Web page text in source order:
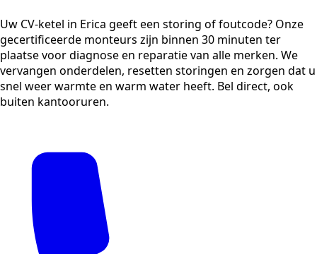
Uw CV-ketel in Erica geeft een storing of foutcode? Onze
gecertificeerde monteurs zijn binnen 30 minuten ter
plaatse voor diagnose en reparatie van alle merken. We
vervangen onderdelen, resetten storingen en zorgen dat u
snel weer warmte en warm water heeft. Bel direct, ook
buiten kantooruren.